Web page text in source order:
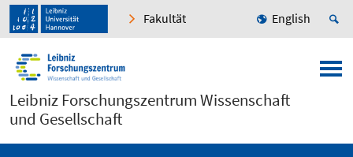
Fakultät English
Leibniz Forschungszentrum Wissenschaft
und Gesellschaft